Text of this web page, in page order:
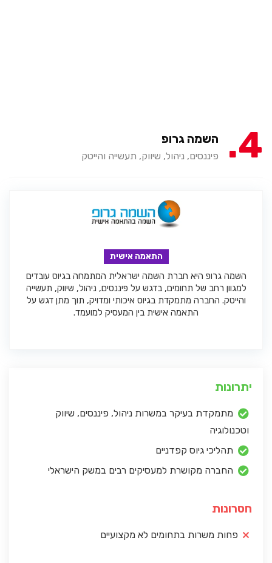
4 השמה גרופ
פיננסים, ניהול, שיווק, תעשייה והייטק
התאמה אישית
השמה גרופ היא חברת השמה ישראלית המתמחה בגיוס עובדים
למגוון רחב של תחומים, בדגש על פיננסים, ניהול, שיווק, תעשייה
והייטק. החברה מתמקדת בגיוס איכותי ומדויק, תוך מתן דגש על
התאמה אישית בין המעסיק למועמד.
יתרונות
מתמקדת בעיקר במשרות ניהול, פיננסים, שיווק
וטכנולוגיה
תהליכי גיוס קפדניים
החברה מקושרת למעסיקים רבים במשק הישראלי
חסרונות
פחות משרות בתחומים לא מקצועיים